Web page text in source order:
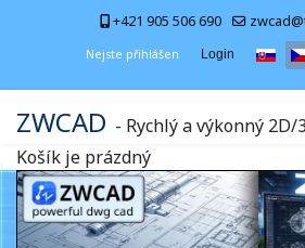
+421 905 506 690
Nejste přihlášen Login Zvolte
ZWCAD - Rychlý a výkonný 2D/
Košík je prázdný